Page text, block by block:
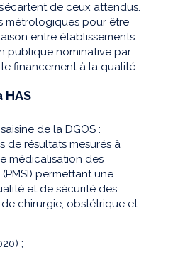
de ceux attendus.
métrologiques pour être
entre établissements
publique nominative par
financement à la qualité.
de la DGOS :
de résultats mesurés à
médicalisation des
permettant une
et de sécurité des
chirurgie, obstétrique et
;